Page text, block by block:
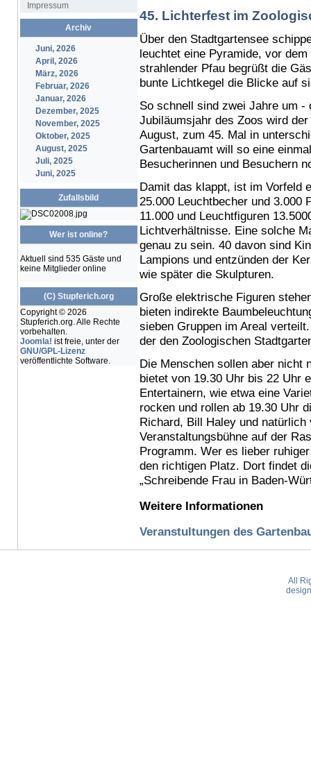
Impressum
Archiv
Juni, 2026
April, 2026
März, 2026
Februar, 2026
Januar, 2026
Dezember, 2025
November, 2025
Oktober, 2025
August, 2025
Juli, 2025
Juni, 2025
Zufallsbild
Wer ist online?
Aktuell sind 535 Gäste und
keine Mitglieder online
(C) Stupferich.org
Copyright © 2026
Stupferich.org. Alle Rechte
vorbehalten.
Joomla! ist freie, unter der
GNU/GPL-Lizenz
veröffentlichte Software.
45. Lichterfest im
Über den Stadtgartensee
leuchtet eine Pyramide, vor
strahlender Pfau begrüßt die
bunte Lichtkegel die Blicke auf
So schnell sind zwei Jahre um
Jubiläumsjahr des Zoos wird
August, zum 45. Mal in
Gartenbauamt will so eine
Besucherinnen und Besuchern
Damit das klappt, ist im Vorfeld
25.000 Leuchtbecher und 3.000
11.000 und Leuchtfiguren
Lichtverhältnisse. Eine solche
genau zu sein. 40 davon sind
Lampions und entzünden der
wie später die Skulpturen.
Große elektrische Figuren
bieten indirekte
sieben Gruppen im Areal
der den Zoologischen
Die Menschen sollen aber nicht
bietet von 19.30 Uhr bis 22 Uhr
Entertainern, wie etwa eine
rocken und rollen ab 19.30 Uhr
Richard, Bill Haley und
Veranstaltungsbühne auf der
Programm. Wer es lieber
den richtigen Platz. Dort findet
„Schreibende Frau in Baden-
Weitere Informationen
Veranstultungen des
All